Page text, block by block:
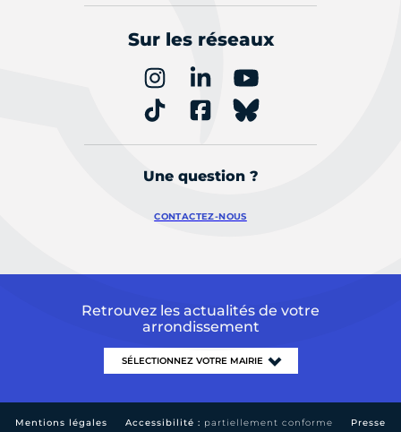
Sur les réseaux
Une question ?
CONTACTEZ-NOUS
Retrouvez les actualités de votre
arrondissement
Mentions légales Accessibilité : partiellement conforme Presse